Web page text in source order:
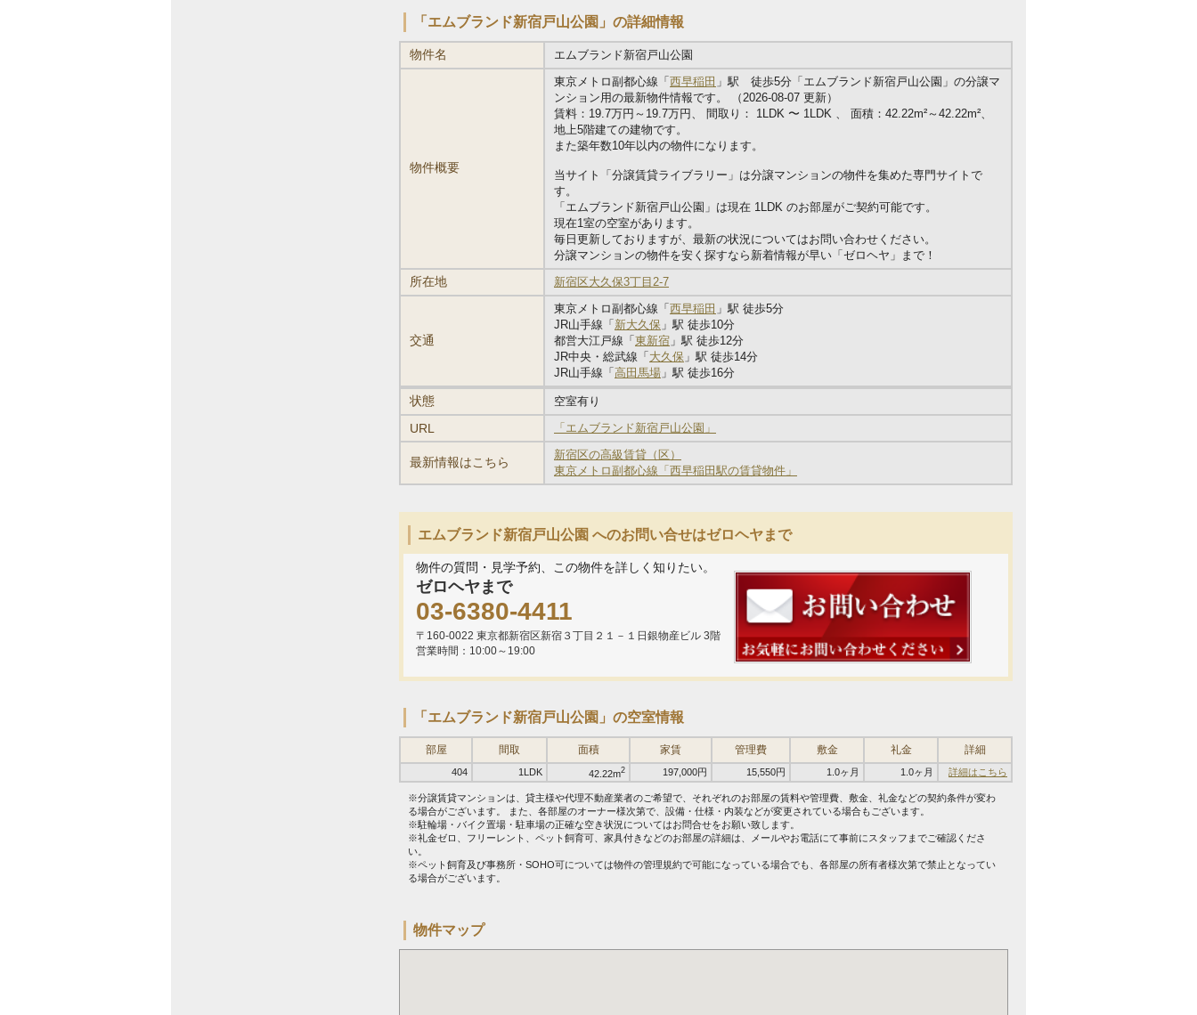
「エムブランド新宿戸山公園」の詳細情報
物件名 エムブランド新宿戸山公園
物件概要
東京メトロ副都心線「 西早稲田 」駅 徒歩5分「エムブランド新宿戸山公園」の分譲マ
ンション用の最新物件情報です。 （2026-08-07 更新）
賃料：19.7万円～19.7万円、 間取り： 1LDK 〜 1LDK 、 面積：42.22m²～42.22m²、
地上5階建ての建物です。
また築年数10年以内の物件になります。
当サイト「分譲賃貸ライブラリー」は分譲マンションの物件を集めた専門サイトで
す。
「エムブランド新宿戸山公園」は現在 1LDK のお部屋がご契約可能です。
現在1室の空室があります。
毎日更新しておりますが、最新の状況についてはお問い合わせください。
分譲マンションの物件を安く探すなら新着情報が早い「ゼロヘヤ」まで！
所在地 新宿区大久保3丁目2-7
交通
東京メトロ副都心線「 西早稲田 」駅 徒歩5分
JR山手線「 新大久保 」駅 徒歩10分
都営大江戸線「 東新宿 」駅 徒歩12分
JR中央・総武線「 大久保 」駅 徒歩14分
JR山手線「 高田馬場 」駅 徒歩16分
状態 空室有り
URL 「エムブランド新宿戸山公園」
最新情報はこちら
新宿区の高級賃貸（区）
東京メトロ副都心線「西早稲田駅の賃貸物件」
エムブランド新宿戸山公園 へのお問い合せはゼロヘヤまで
物件の質問・見学予約、この物件を詳しく知りたい。
ゼロヘヤまで
03-6380-4411
〒160-0022 東京都新宿区新宿３丁目２１－１日銀物産ビル 3階
営業時間：10:00～19:00
「エムブランド新宿戸山公園」の空室情報
部屋 間取 面積 家賃 管理費 敷金 礼金 詳細
404 1LDK 42.22m2 197,000円 15,550円 1.0ヶ月 1.0ヶ月 詳細はこちら
※分譲賃貸マンションは、貸主様や代理不動産業者のご希望で、それぞれのお部屋の賃料や管理費、敷金、礼金などの契約条件が変わ
る場合がございます。 また、各部屋のオーナー様次第で、設備・仕様・内装などが変更されている場合もございます。
※駐輪場・バイク置場・駐車場の正確な空き状況についてはお問合せをお願い致します。
※礼金ゼロ、フリーレント、ペット飼育可、家具付きなどのお部屋の詳細は、メールやお電話にて事前にスタッフまでご確認くださ
い。
※ペット飼育及び事務所・SOHO可については物件の管理規約で可能になっている場合でも、各部屋の所有者様次第で禁止となってい
る場合がございます。
物件マップ